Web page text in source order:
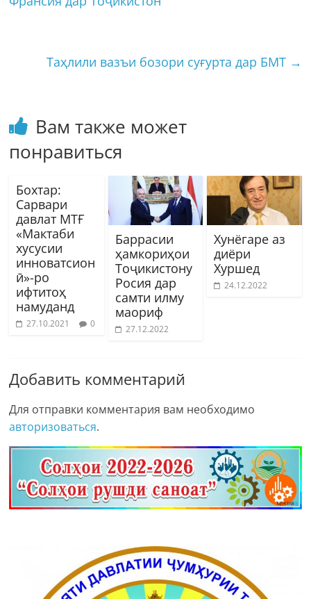
Таҳлили вазъи бозори суғурта дар БМТ →
Вам также может
понравиться
Бохтар:
Сарвари
давлат МТҒ
«Мактаби
хусусии
инноватсион
ӣ»-ро
ифтитоҳ
намуданд
27.10.2021 0
Баррасии
ҳамкориҳои
Тоҷикистону
Росия дар
самти илму
маориф
27.12.2022
Хунёгаре аз
диёри
Хуршед
24.12.2022
Добавить комментарий
Для отправки комментария вам необходимо
авторизоваться.